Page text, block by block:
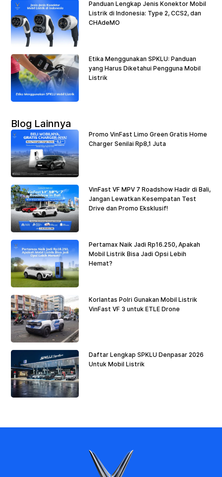
Panduan Lengkap Jenis Konektor Mobil
Listrik di Indonesia: Type 2, CCS2, dan
CHAdeMO
Etika Menggunakan SPKLU: Panduan
yang Harus Diketahui Pengguna Mobil
Listrik
Blog Lainnya
Promo VinFast Limo Green Gratis Home
Charger Senilai Rp8,1 Juta
VinFast VF MPV 7 Roadshow Hadir di Bali,
Jangan Lewatkan Kesempatan Test
Drive dan Promo Eksklusif!
Pertamax Naik Jadi Rp16.250, Apakah
Mobil Listrik Bisa Jadi Opsi Lebih
Hemat?
Korlantas Polri Gunakan Mobil Listrik
VinFast VF 3 untuk ETLE Drone
Daftar Lengkap SPKLU Denpasar 2026
Untuk Mobil Listrik